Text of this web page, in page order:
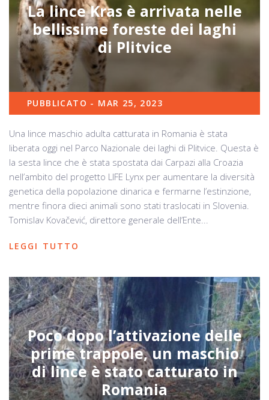
La lince Kras è arrivata nelle
bellissime foreste dei laghi
di Plitvice
PUBBLICATO - MAR 25, 2023
Una lince maschio adulta catturata in Romania è stata
liberata oggi nel Parco Nazionale dei laghi di Plitvice. Questa è
la sesta lince che è stata spostata dai Carpazi alla Croazia
nell’ambito del progetto LIFE Lynx per aumentare la diversità
genetica della popolazione dinarica e fermarne l’estinzione,
mentre finora dieci animali sono stati traslocati in Slovenia.
Tomislav Kovačević, direttore generale dell’Ente...
LEGGI TUTTO
Poco dopo l’attivazione delle
prime trappole, un maschio
di lince è stato catturato in
Romania